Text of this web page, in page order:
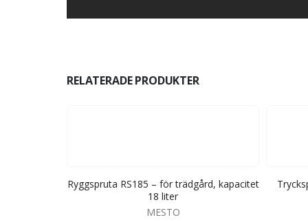
RELATERADE PRODUKTER
Ryggspruta RS185 – för trädgård, kapacitet
18 liter
MESTO